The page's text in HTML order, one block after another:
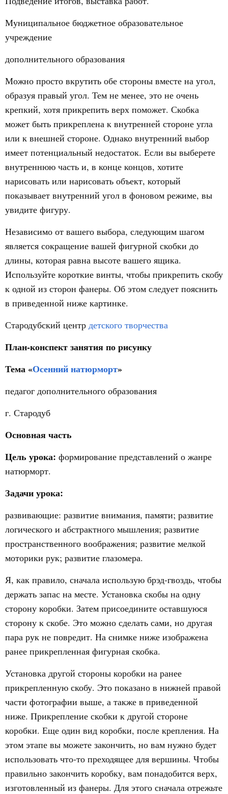
Муниципальное бюджетное образовательное
учреждение
дополнительного образования
Можно просто вкрутить обе стороны вместе на угол,
образуя правый угол. Тем не менее, это не очень
крепкий, хотя прикрепить верх поможет. Скобка
может быть прикреплена к внутренней стороне угла
или к внешней стороне. Однако внутренний выбор
имеет потенциальный недостаток. Если вы выберете
внутреннюю часть и, в конце концов, хотите
нарисовать или нарисовать объект, который
показывает внутренний угол в фоновом режиме, вы
увидите фигуру.
Независимо от вашего выбора, следующим шагом
является сокращение вашей фигурной скобки до
длины, которая равна высоте вашего ящика.
Используйте короткие винты, чтобы прикрепить скобу
к одной из сторон фанеры. Об этом следует пояснить
в приведенной ниже картинке.
Стародубский центр детского творчества
План-конспект занятия по рисунку
Тема «Осенний натюрморт»
педагог дополнительного образования
г. Стародуб
Основная часть
Цель урока: формирование представлений о жанре
натюрморт.
Задачи урока:
развивающие: развитие внимания, памяти; развитие
логического и абстрактного мышления; развитие
пространственного воображения; развитие мелкой
моторики рук; развитие глазомера.
Я, как правило, сначала использую брэд-гвоздь, чтобы
держать запас на месте. Установка скобы на одну
сторону коробки. Затем присоедините оставшуюся
сторону к скобе. Это можно сделать сами, но другая
пара рук не повредит. На снимке ниже изображена
ранее прикрепленная фигурная скобка.
Установка другой стороны коробки на ранее
прикрепленную скобу. Это показано в нижней правой
части фотографии выше, а также в приведенной
ниже. Прикрепление скобки к другой стороне
коробки. Еще один вид коробки, после крепления. На
этом этапе вы можете закончить, но вам нужно будет
использовать что-то преходящее для вершины. Чтобы
правильно закончить коробку, вам понадобится верх,
изготовленный из фанеры. Для этого сначала отрежьте